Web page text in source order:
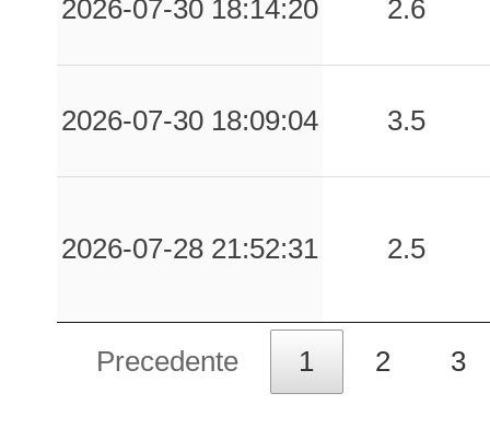
2026-07-30 18:14:20 2.6
2026-07-30 18:09:04 3.5
2026-07-28 21:52:31 2.5
Precedente 1 2 3